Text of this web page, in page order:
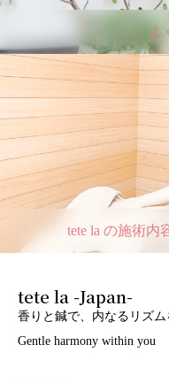
よ
tete la の施術内
tete la -Japan-
香りと鍼で、内なるリズム
Gentle harmony within you